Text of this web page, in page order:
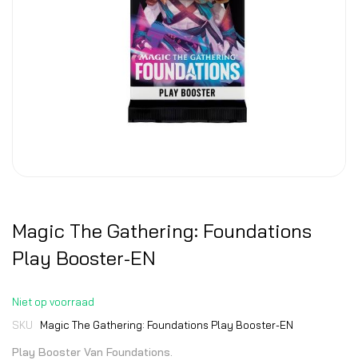
Magic The Gathering: Foundations
Play Booster-EN
Niet op voorraad
SKU
Magic The Gathering: Foundations Play Booster-EN
Play Booster Van Foundations.